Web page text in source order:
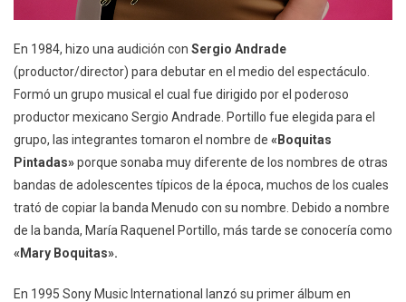
En 1984, hizo una audición con Sergio Andrade
(productor/director) para debutar en el medio del espectáculo.
Formó un grupo musical el cual fue dirigido por el poderoso
productor mexicano Sergio Andrade. Portillo fue elegida para el
grupo, las integrantes tomaron el nombre de «Boquitas
Pintadas»porque sonaba muy diferente de los nombres de otras
bandas de adolescentes típicos de la época, muchos de los cuales
trató de copiar la banda Menudo con su nombre. Debido a nombre
de la banda, María Raquenel Portillo, más tarde se conocería como
«Mary Boquitas».
En 1995 Sony Music International lanzó su primer álbum en